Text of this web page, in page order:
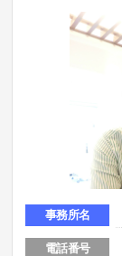
事務所名
電話番号